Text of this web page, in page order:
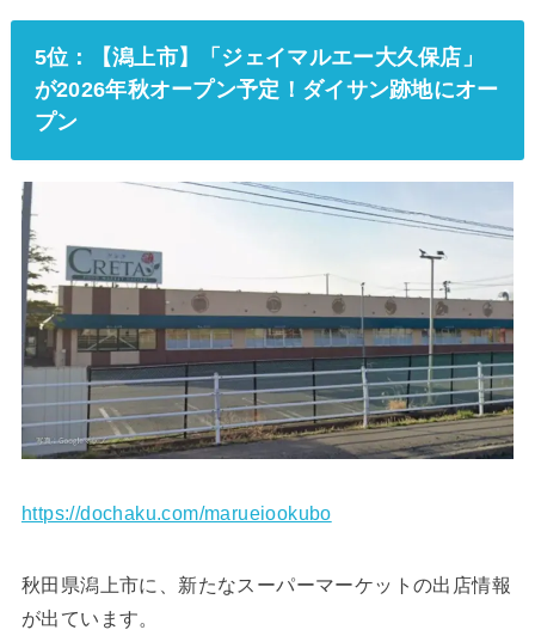
5位：【潟上市】「ジェイマルエー大久保店」
が2026年秋オープン予定！ダイサン跡地にオー
プン
https://dochaku.com/marueiookubo
秋田県潟上市に、新たなスーパーマーケットの出店情報
が出ています。